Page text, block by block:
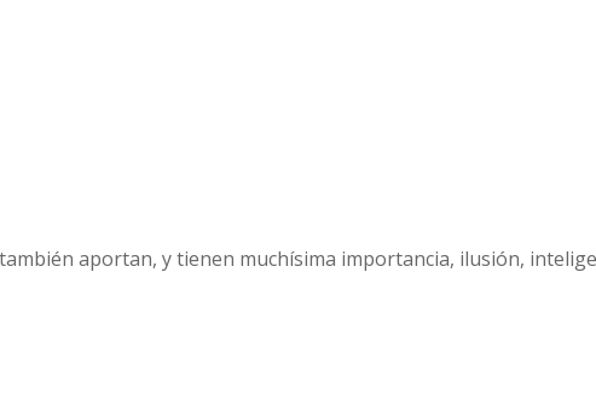
aportan, y tienen muchísima importancia, ilusión,